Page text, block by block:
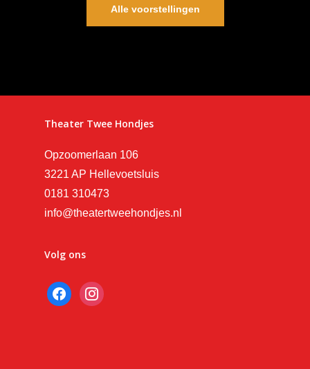
Alle voorstellingen
Theater Twee Hondjes
Opzoomerlaan 106
3221 AP Hellevoetsluis
0181 310473
info@theatertweehondjes.nl
Volg ons
facebookinstagram